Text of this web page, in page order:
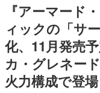
きます。
赫本
この物語
の形をし
新世代
これから
プロ野球選手から称賛
『アーマード
ィックの「サ
化、11月発売
カ・グレネー
火力構成で登場